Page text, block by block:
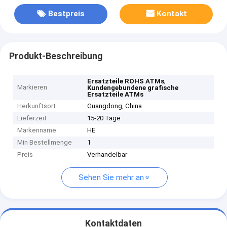
Bestpreis Kontakt
Produkt-Beschreibung
Markieren
Ersatzteile ROHS ATMs,
Kundengebundene grafische
Ersatzteile ATMs
Herkunftsort
Guangdong, China
Lieferzeit
15-20 Tage
Markenname
HE
Min Bestellmenge
1
Preis
Verhandelbar
Sehen Sie mehr an
Kontaktdaten